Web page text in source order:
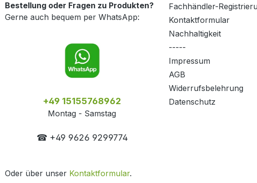
Bestellung oder Fragen zu Produkten?
Gerne auch bequem per WhatsApp:
+49 15155768962
Montag - Samstag
☎ +49 9626 9299774
Oder über unser Kontaktformular.
Fachhändler-
Kontaktformular
Nachhaltigkeit
-----
Impressum
AGB
Widerrufsbelehrung
Datenschutz